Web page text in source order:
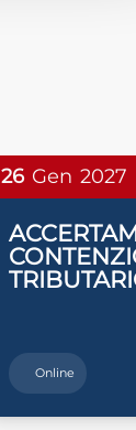
26 Gen 2027
Online